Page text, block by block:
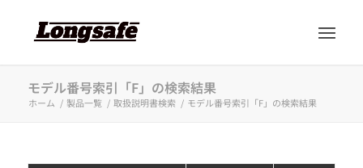
モデル番号索引「F」の検索結果
ホーム / 製品一覧 / 取扱説明書検索 / モデル番号索引「F」の検索結果